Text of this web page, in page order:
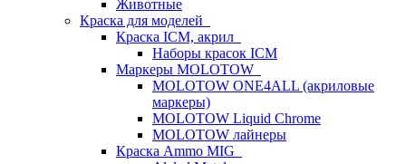
Животные
Краска для моделей
Краска ICM, акрил
Наборы красок ICM
Маркеры MOLOTOW
MOLOTOW ONE4ALL (акриловые
маркеры)
MOLOTOW Liquid Chrome
MOLOTOW лайнеры
Краска Ammo MIG